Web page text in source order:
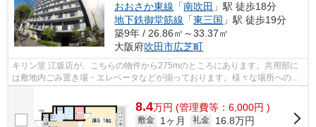
おおさか東線 「南吹田 」駅 徒歩18分
地下鉄御堂筋線 「東三国 」駅 徒歩19分
築9年 / 26.86㎡～33.37㎡
大阪府吹田市広芝町
キリン堂 江坂店が、こちらの物件から275mのところにあります。共用部に
は敷地内ごみ置き場・エレベータなどが揃っております。様々な場所へのア
8.4万円 (管理費等：6,000円 )
敷金 1ヶ月 礼金
16.8万円